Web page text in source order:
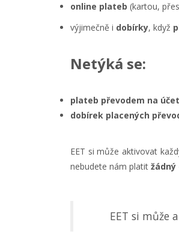
online plateb (kartou,
výjimečně i dobírky, když
Netýká se:
plateb převodem na účet
dobírek placených
EET si může aktivovat
nebudete nám platit
EET si může